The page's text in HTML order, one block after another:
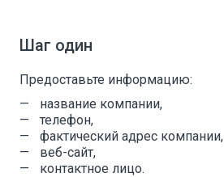
Шаг один
Предоставьте информацию:
название компании,
телефон,
фактический адрес компании,
веб-сайт,
контактное лицо.